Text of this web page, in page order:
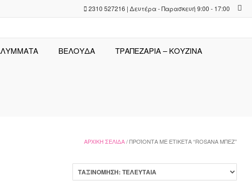
2310 527216 | Δευτέρα - Παρασκευή 9:00 - 17:00
ΒΕΛΟΥΔΑ ΤΡΑΠΕΖΑΡΊΑ – ΚΟΥΖΊΝΑ
ΑΡΧΙΚΉ ΣΕΛΊΔΑ/ ΠΡΟΪΌΝΤΑ ΜΕ ΕΤΙΚΈΤΑ “ROSANA ΜΠΕΖ”